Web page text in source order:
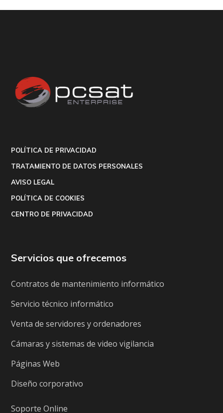
POLÍTICA DE PRIVACIDAD
TRATAMIENTO DE DATOS PERSONALES
AVISO LEGAL
POLÍTICA DE COOKIES
CENTRO DE PRIVACIDAD
Servicios que ofrecemos
Contratos de mantenimiento informático
Servicio técnico informático
Venta de servidores y ordenadores
Cámaras y sistemas de video vigilancia
Páginas Web
Diseño corporativo
Soporte Online